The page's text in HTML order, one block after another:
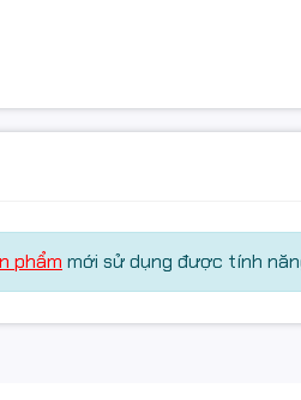
phẩm mới sử dụng được tính